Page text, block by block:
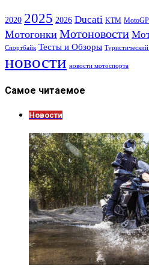
2020 2025 2026 Ducati KTM MotoGP
Мотогонки Мотоновости
Спортбайк Тесты и Обзоры
новости новости мотоспорта
Самое читаемое
Новости